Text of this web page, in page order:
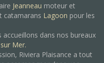
Jeanneau moteur et
catamarans Lagoon pour les
dans nos bureaux
Mer.
Riviera Plaisance a tout